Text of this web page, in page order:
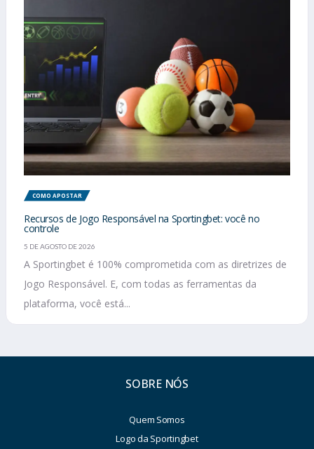
COMO APOSTAR
Recursos de Jogo Responsável na Sportingbet: você no
controle
5 DE AGOSTO DE 2026
A Sportingbet é 100% comprometida com as diretrizes de
Jogo Responsável. E, com todas as ferramentas da
plataforma, você está...
SOBRE NÓS
Quem Somos
Logo da Sportingbet